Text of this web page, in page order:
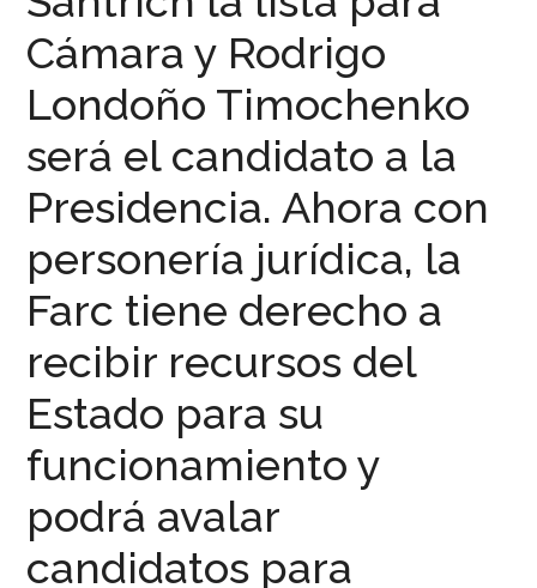
Cámara y Rodrigo
Londoño Timochenko
será el candidato a la
Presidencia. Ahora con
personería jurídica, la
Farc tiene derecho a
recibir recursos del
Estado para su
funcionamiento y
podrá avalar
candidatos para